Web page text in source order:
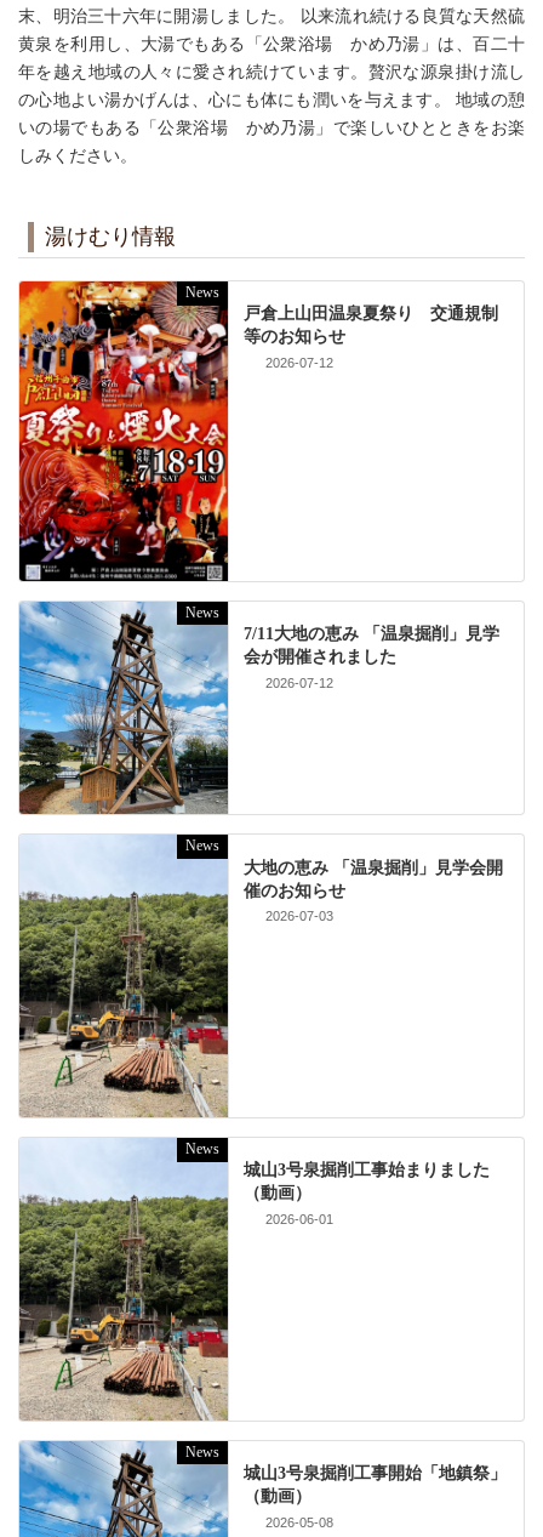
末、明治三十六年に開湯しました。 以来流れ続ける良質な天然硫
黄泉を利用し、大湯でもある「公衆浴場 かめ乃湯」は、百二十
年を越え地域の人々に愛され続けています。贅沢な源泉掛け流し
の心地よい湯かげんは、心にも体にも潤いを与えます。 地域の憩
いの場でもある「公衆浴場 かめ乃湯」で楽しいひとときをお楽
しみください。
湯けむり情報
News
戸倉上山田温泉夏祭り 交通規制
等のお知らせ
2026-07-12
News
7/11大地の恵み 「温泉掘削」見学
会が開催されました
2026-07-12
News
大地の恵み 「温泉掘削」見学会開
催のお知らせ
2026-07-03
News
城山3号泉掘削工事始まりました
（動画）
2026-06-01
News
城山3号泉掘削工事開始「地鎮祭」
（動画）
2026-05-08